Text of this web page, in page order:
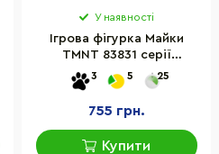
У наявності
Ігрова фігурка Майки
TMNT 83831 серії
"Черепашки-Ніндзя.
Панцирний вихор"
3 5 25
755 грн.
Купити